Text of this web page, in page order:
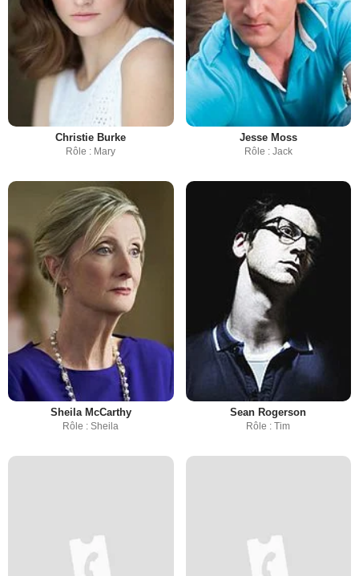
Christie Burke
Rôle : Mary
Jesse Moss
Rôle : Jack
Sheila McCarthy
Rôle : Sheila
Sean Rogerson
Rôle : Tim